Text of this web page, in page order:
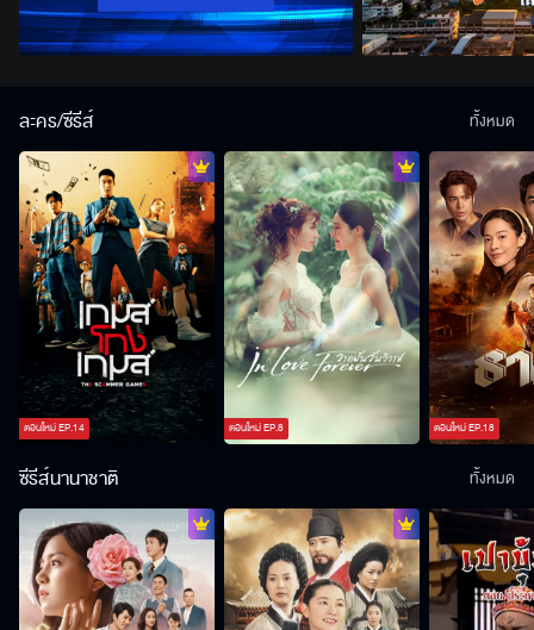
ละคร/ซีรีส์
ตอนใหม่EP.14 ตอนใหม่EP.8 ตอนใหม่EP.18
ทั้งหมด
ซีรีส์นานาชาติ ทั้งหมด